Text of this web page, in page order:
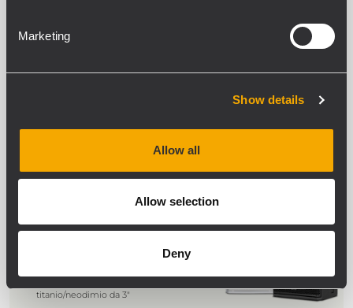
Marketing
Show details
Allow all
Allow selection
Deny
MONITOR ATTIVO DA PALCO
PROFESSIONALE
Biamplificazione in Classe D da 2100W
DIFFUSORE ATTIVO PROFESSIONALE
Fino a 132 dB di pressione sonora (SPL)
Risposta in frequenza lineare: 45 ÷
titanio/neodimio da 3"